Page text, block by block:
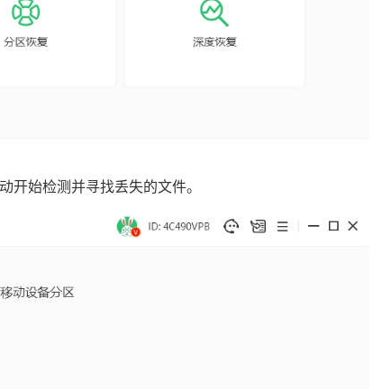
开始检测并寻找丢失的文件。